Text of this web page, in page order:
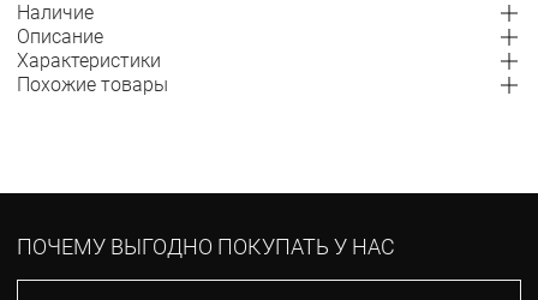
Наличие
Описание
Характеристики
Похожие товары
ПОЧЕМУ ВЫГОДНО ПОКУПАТЬ У НАС